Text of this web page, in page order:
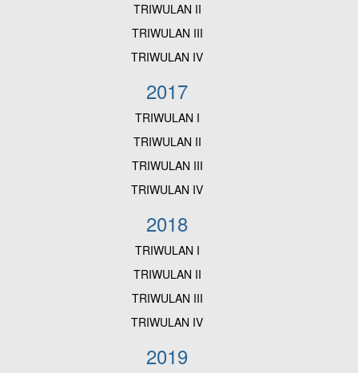
TRIWULAN II
TRIWULAN III
TRIWULAN IV
2017
TRIWULAN I
TRIWULAN II
TRIWULAN III
TRIWULAN IV
2018
TRIWULAN I
TRIWULAN II
TRIWULAN III
TRIWULAN IV
2019